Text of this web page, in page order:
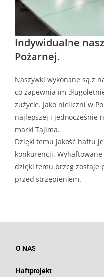
Indywidualne
Pożarnej.
Naszywki wykonane są z
co zapewnia im
zużycie. Jako nieliczni w
najlepszej i jednocześnie
marki Tajima.
Dzięki temu jakość haftu
konkurencji.
dzięki temu brzeg zostaje
przed strzępieniem.
O NAS
Haftprojekt